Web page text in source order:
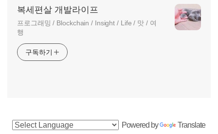
복세편살 개발라이프
프로그래밍 / Blockchain / Insight / Life / 맛 / 여
행
구독하기
Powered by Translate